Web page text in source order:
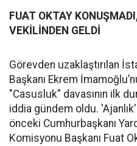
FUAT OKTAY
VEKİLİNDEN GELDİ
Görevden uzaklaştırılan
Başkanı Ekrem
"Casusluk" davasının ilk
iddia gündem oldu.
önceki Cumhurbaşkanı
Komisyonu Başkanı Fuat